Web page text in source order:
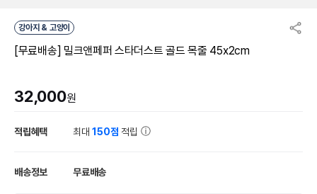
강아지 & 고양이
[무료배송] 밀크앤페퍼 스타더스트 골드 목줄 45x2cm
32,000원
적립혜택 최대150점 적립
배송정보 무료배송